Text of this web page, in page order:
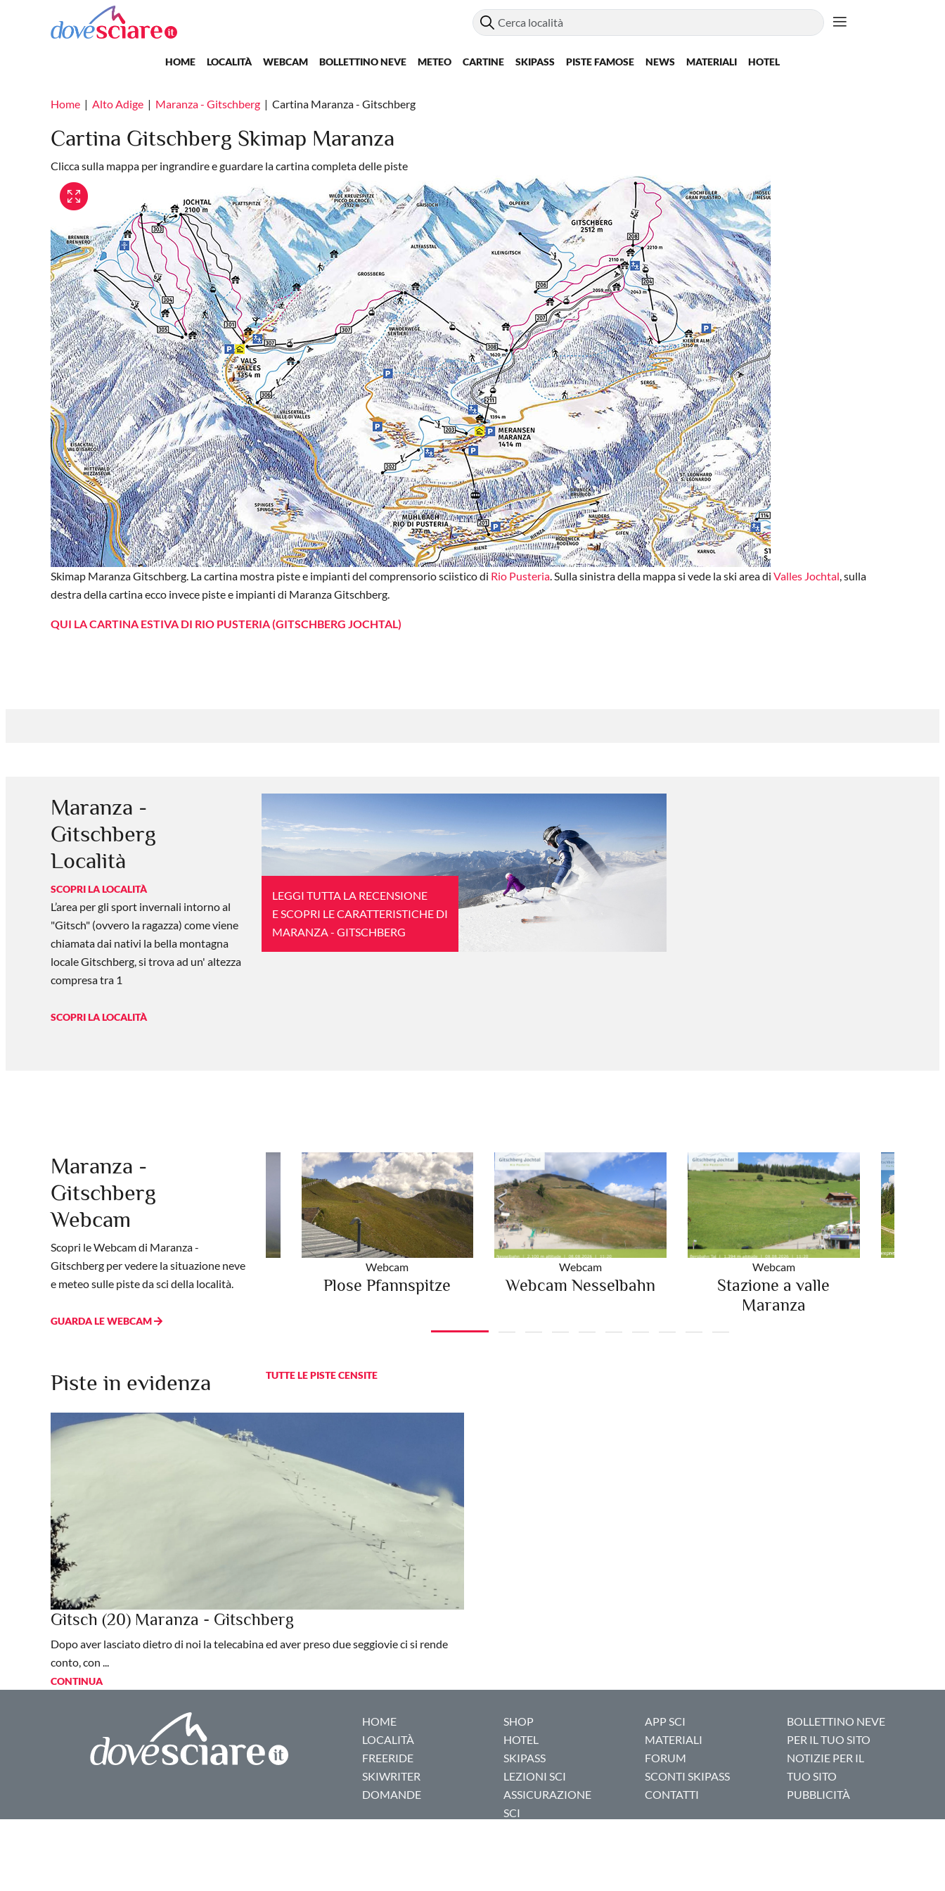
Salta al contenuto principale
Main navigation
HOME LOCALITÀ WEBCAM BOLLETTINO NEVE METEO CARTINE SKIPASS PISTE FAMOSE NEWS MATERIALI HOTEL
Home Alto Adige Maranza - Gitschberg Cartina Maranza - Gitschberg
Cartina Gitschberg Skimap Maranza
Clicca sulla mappa per ingrandire e guardare la cartina completa delle piste
Skimap Maranza Gitschberg. La cartina mostra piste e impianti del comprensorio sciistico di Rio Pusteria. Sulla sinistra della mappa si vede la ski area di Valles Jochtal, sulla
destra della cartina ecco invece piste e impianti di Maranza Gitschberg.
QUI LA CARTINA ESTIVA DI RIO PUSTERIA (GITSCHBERG JOCHTAL)
Maranza -
Gitschberg
Località
SCOPRI LA LOCALITÀ
L’area per gli sport invernali intorno al
"Gitsch" (ovvero la ragazza) come viene
chiamata dai nativi la bella montagna
locale Gitschberg, si trova ad un' altezza
compresa tra 1
SCOPRI LA LOCALITÀ
LEGGI TUTTA LA RECENSIONE
E SCOPRI LE CARATTERISTICHE DI
MARANZA - GITSCHBERG
Maranza -
Gitschberg
Webcam
Scopri le Webcam di Maranza -
Gitschberg per vedere la situazione neve
e meteo sulle piste da sci della località.
GUARDA LE WEBCAM
Webcam
Plose Cima
Webcam
Plose Pfannspitze
Webcam
Webcam Nesselbahn
Webcam
Stazione a valle
Maranza
Piste in evidenza TUTTE LE PISTE CENSITE
Gitsch (20) Maranza - Gitschberg
Dopo aver lasciato dietro di noi la telecabina ed aver preso due seggiovie ci si rende
conto, con ...
CONTINUA
HOME
LOCALITÀ
FREERIDE
SKIWRITER
DOMANDE
SHOP
HOTEL
SKIPASS
LEZIONI SCI
ASSICURAZIONE
SCI
APP SCI
MATERIALI
FORUM
SCONTI SKIPASS
CONTATTI
BOLLETTINO NEVE
PER IL TUO SITO
NOTIZIE PER IL
TUO SITO
PUBBLICITÀ